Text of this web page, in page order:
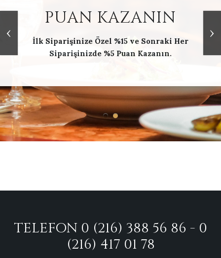
PUAN KAZANIN
İlk Siparişinize Özel %15 ve Sonraki Her
Siparişinizde %5 Puan Kazanın.
‹ ›
TELEFON 0 (216) 388 56 86 - 0
(216) 417 01 78